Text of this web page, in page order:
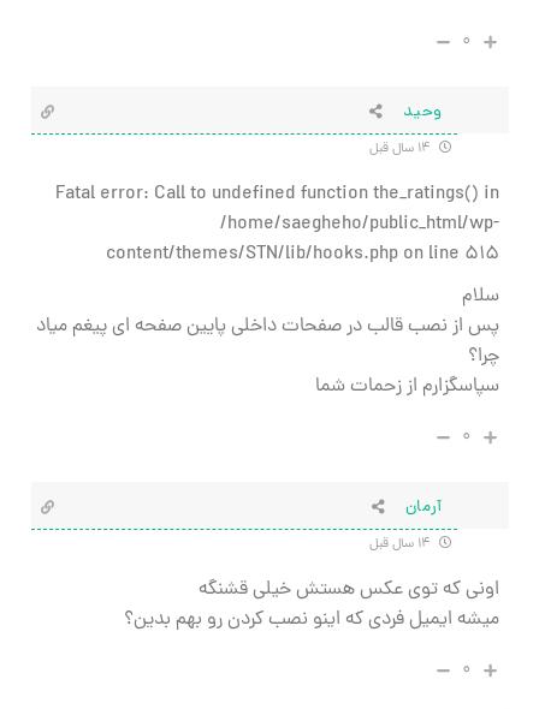
۰
وحید
Fatal error: Call to undefined function the_ratings() in
/home/saegheho/public_html/wp-
content/themes/STN/lib/hooks.php on line 515
سلام
پس از نصب قالب در صفحات داخلی پایین صفحه ای پیغم میاد
سپاسگزارم از زحمات شما
۰
آرمان
اونی که توی عکس هستش خیلی قشنگه
میشه ایمیل فردی که اینو نصب کردن رو بهم بدین؟
۰